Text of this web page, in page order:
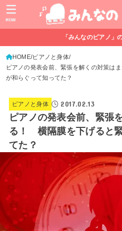
MENU
「みんなのピアノ」
HOME ピアノと身体
ピアノの発表会前、緊張を解くの対策は
が和らぐって知ってた？
ピアノと身体 2017.02.13
ピアノの発表会前、緊張
る！ 横隔膜を下げると
てた？